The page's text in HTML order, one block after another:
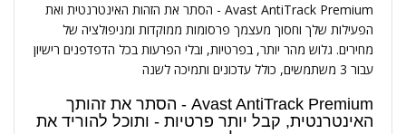
Avast AntiTrack Premium - הסתר את הזהות האינטרנטית ואת
הפעילות שלך וחסוך מעצמך פרסומות ממוקדות ומניפולציה של
מחירים. גלוש מהר יותר, בפרטיות, ובלי הפרעות בכל הדפדפנים רישיון
עבור 3 משתמשים, כולל עדכונים ותמיכה לשנה
Avast AntiTrack Premium - הסתר את זהותך
האינטרנטית, קבל יותר פרטיות - ותוכל להוריד את